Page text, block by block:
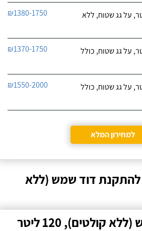
דוד שמש, 120 ליטר, על גג שטוח, ללא
₪1380-1750
דוד שמש, 120 ליטר, על גג שטוח, כולל
₪1370-1750
דוד שמש, 150 ליטר, על גג שטוח, כולל
₪1550-2000
למחירון המלא
להתקנת דוד שמש (ללא
120 ליטר